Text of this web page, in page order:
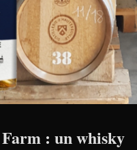
: un whisky